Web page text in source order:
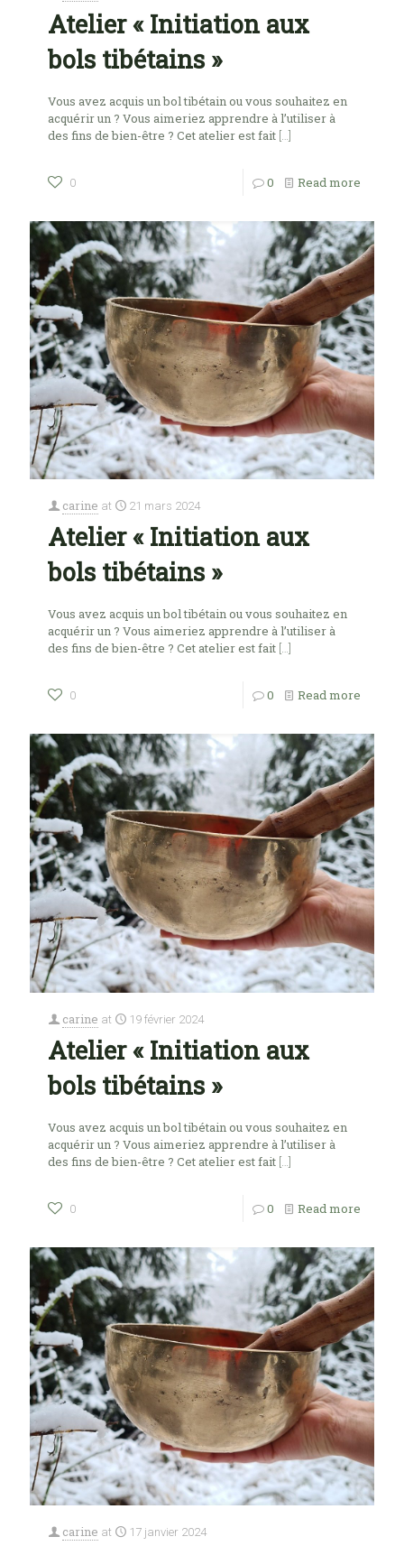
Atelier « Initiation aux
bols tibétains »
Vous avez acquis un bol tibétain ou vous souhaitez en
acquérir un ? Vous aimeriez apprendre à l’utiliser à
des fins de bien-être ? Cet atelier est fait […]
0 0 Read more
carine at 21 mars 2024
Atelier « Initiation aux
bols tibétains »
Vous avez acquis un bol tibétain ou vous souhaitez en
acquérir un ? Vous aimeriez apprendre à l’utiliser à
des fins de bien-être ? Cet atelier est fait […]
0 0 Read more
carine at 19 février 2024
Atelier « Initiation aux
bols tibétains »
Vous avez acquis un bol tibétain ou vous souhaitez en
acquérir un ? Vous aimeriez apprendre à l’utiliser à
des fins de bien-être ? Cet atelier est fait […]
0 0 Read more
carine at 17 janvier 2024